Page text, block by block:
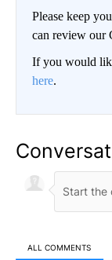
Please keep
can review our
If you would
here.
ALL COMMENTS